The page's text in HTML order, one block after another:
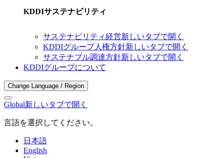
KDDIサステナビリティ
サステナビリティ経営新しいタブで開く
KDDIグループ人権方針新しいタブで開く
サステナブル調達方針新しいタブで開く
KDDIグループについて
Change Language / Region
Global新しいタブで開く
言語を選択してください。
日本語
English